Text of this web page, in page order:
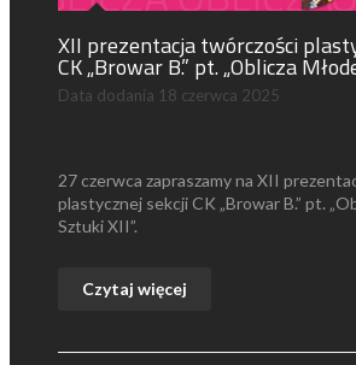
XII prezentacja twórczości
CK „Browar B.” pt. „Oblicza
Data dodania 18 czerwca 2025
27 czerwca zapraszamy na XII
plastycznej sekcji CK „Browar B.” pt.
Sztuki XII”.
Czytaj więcej